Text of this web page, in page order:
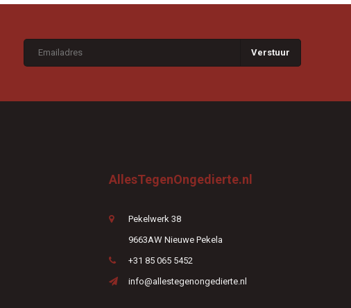
Verstuur
AllesTegenOngedierte.nl
Pekelwerk 38
9663AW Nieuwe Pekela
+31 85 065 5452
info@allestegenongedierte.nl